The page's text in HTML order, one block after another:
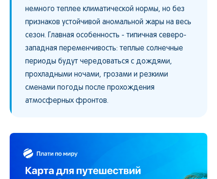
немного теплее климатической нормы, но без
признаков устойчивой аномальной жары на весь
сезон. Главная особенность - типичная северо-
западная переменчивость: теплые солнечные
периоды будут чередоваться с дождями,
прохладными ночами, грозами и резкими
сменами погоды после прохождения
атмосферных фронтов.